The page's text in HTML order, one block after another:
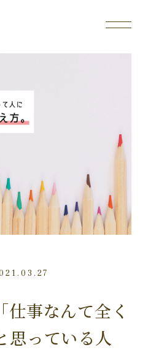
仕事なんて全く
思っている人